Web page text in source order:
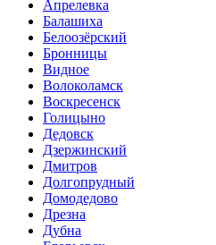
Апрелевка
Балашиха
Белоозёрский
Бронницы
Видное
Волоколамск
Воскресенск
Голицыно
Дедовск
Дзержинский
Дмитров
Долгопрудный
Домодедово
Дрезна
Дубна